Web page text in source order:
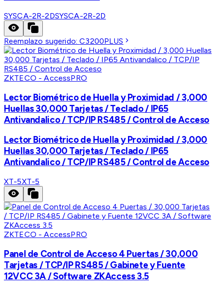
SYSCA-2R-2DSYSCA-2R-2D
Reemplazo sugerido:C3200PLUS
ZKTECO - AccessPRO
Lector Biométrico de Huella y Proximidad / 3,000
Huellas 30,000 Tarjetas / Teclado / IP65
Antivandalico / TCP/IP RS485 / Control de Acceso
Lector Biométrico de Huella y Proximidad / 3,000
Huellas 30,000 Tarjetas / Teclado / IP65
Antivandalico / TCP/IP RS485 / Control de Acceso
XT-5XT-5
ZKTECO - AccessPRO
Panel de Control de Acceso 4 Puertas / 30,000
Tarjetas / TCP/IP RS485 / Gabinete y Fuente
12VCC 3A / Software ZKAccess 3.5